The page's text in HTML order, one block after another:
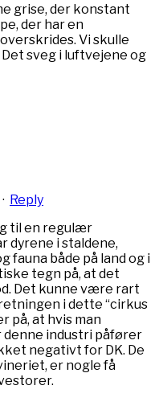
grise, der konstant
der har en
Vi skulle
sveg i luftvejene og
· Reply
til en regulær
dyrene i staldene,
fauna både på land og i
tegn på, at det
Det kunne være rart
i dette “cirkus
på, at hvis man
denne industri påfører
negativt for DK. De
er nogle få